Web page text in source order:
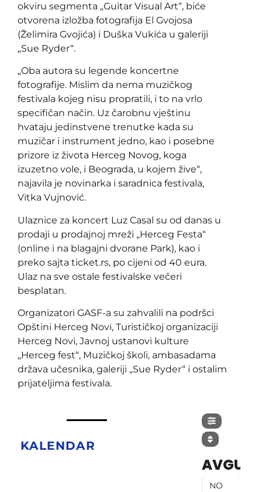
okviru segmenta „Guitar Visual Art“, biće
otvorena izložba fotografija El Gvojosa
(Želimira Gvojića) i Duška Vukića u galeriji
„Sue Ryder“.
„Oba autora su legende koncertne
fotografije. Mislim da nema muzičkog
festivala kojeg nisu propratili, i to na vrlo
specifičan način. Uz čarobnu vještinu
hvataju jedinstvene trenutke kada su
muzičar i instrument jedno, kao i posebne
prizore iz života Herceg Novog, koga
izuzetno vole, i Beograda, u kojem žive“,
najavila je novinarka i saradnica festivala,
Vitka Vujnović.
Ulaznice za koncert Luz Casal su od danas u
prodaji u prodajnoj mreži „Herceg Festa“
(online i na blagajni dvorane Park), kao i
preko sajta ticket.rs, po cijeni od 40 eura.
Ulaz na sve ostale festivalske večeri
besplatan.
Organizatori GASF-a su zahvalili na podršci
Opštini Herceg Novi, Turističkoj organizaciji
Herceg Novi, Javnoj ustanovi kulture
„Herceg fest“, Muzičkoj školi, ambasadama
država učesnika, galeriji „Sue Ryder“ i ostalim
prijateljima festivala.
KALENDAR
AVGUST
NO